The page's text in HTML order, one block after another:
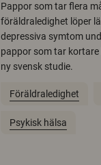
Pappor som tar flera
föräldraledighet löper
depressiva symtom
pappor som tar kortare
ny svensk studie.
Föräldraledighet
Psykisk hälsa